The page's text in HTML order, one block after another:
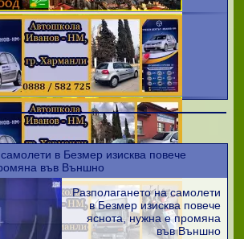
в Безмер изисква повече
във Външно
Разполагането на самолети
в Безмер изисква повече
яснота, нужна е промяна
във Външно